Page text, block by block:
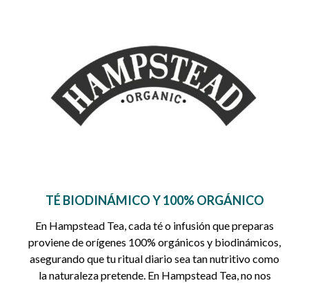
TÉ BIODINÁMICO Y 100% ORGÁNICO
En Hampstead Tea, cada té o infusión que preparas
proviene de orígenes 100% orgánicos y biodinámicos,
asegurando que tu ritual diario sea tan nutritivo como
la naturaleza pretende. En Hampstead Tea, no nos